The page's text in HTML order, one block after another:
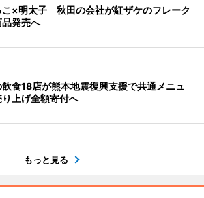
こ×明太子 秋田の会社が紅ザケのフレーク
発売へ
食18店が熊本地震復興支援で共通メニュ
上げ全額寄付へ
もっと見る